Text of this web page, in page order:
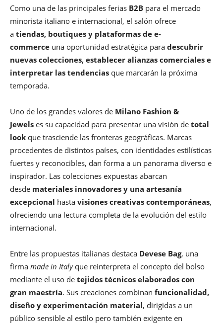
Como una de las principales ferias B2B para el mercado
minorista italiano e internacional, el salón ofrece
a tiendas, boutiques y plataformas de e-
commerce una oportunidad estratégica para descubrir
nuevas colecciones, establecer alianzas comerciales e
interpretar las tendencias que marcarán la próxima
temporada.
Uno de los grandes valores de Milano Fashion &
Jewels es su capacidad para presentar una visión de total
look que trasciende las fronteras geográficas. Marcas
procedentes de distintos países, con identidades estilísticas
fuertes y reconocibles, dan forma a un panorama diverso e
inspirador. Las colecciones expuestas abarcan
desde materiales innovadores y una artesanía
excepcional hasta visiones creativas contemporáneas,
ofreciendo una lectura completa de la evolución del estilo
internacional.
Entre las propuestas italianas destaca Devese Bag, una
firma made in Italyque reinterpreta el concepto del bolso
mediante el uso de tejidos técnicos elaborados con
gran maestría. Sus creaciones combinan funcionalidad,
diseño y experimentación material, dirigidas a un
público sensible al estilo pero también exigente en